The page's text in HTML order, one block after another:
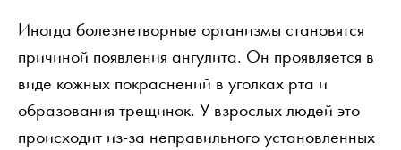
Иногда болезнетворные организмы становятся
причиной появления ангулита. Он проявляется в
виде кожных покраснений в уголках рта и
образования трещинок. У взрослых людей это
происходит из-за неправильного установленных